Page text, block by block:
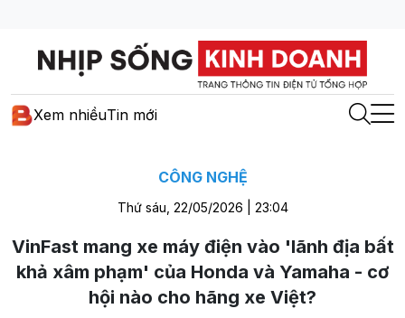
Xem nhiềuTin mới
CÔNG NGHỆ
Thứ sáu, 22/05/2026 | 23:04
VinFast mang xe máy điện vào 'lãnh địa bất
khả xâm phạm' của Honda và Yamaha - cơ
hội nào cho hãng xe Việt?